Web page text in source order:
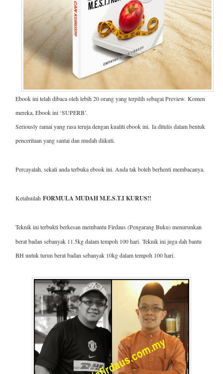
Ebook ini telah dibaca oleh lebih 20 orang yang terpilih sebagai Preview. Komen
mereka, Ebook ini ‘SUPERB’.
Seriously ramai yang rasa teruja dengan kualiti ebook ini. Ia ditulis dalam bentuk
penceritaan yang santai dan mudah diikuti.
Percayalah, sekali anda terbuka ebook ini. Anda tak boleh berhenti membacanya.
Ketahuilah FORMULA MUDAH M.E.S.T.I KURUS!!
Teknik ini terbukti berkesan membantu Firdaus (Pengarang Buku) menurunkan
berat badan sebanyak 11.5kg dalam tempoh 100 hari. Teknik ini juga dah bantu
BH untuk turun berat badan sebanyak 10kg dalam tempoh 100 hari.